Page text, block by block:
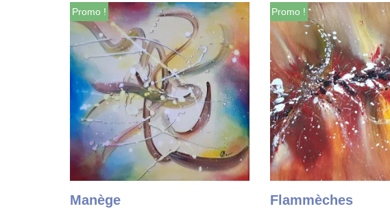
Promo !
Manège
Promo !
Flammèches